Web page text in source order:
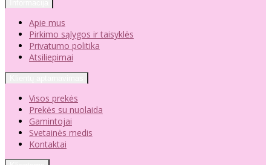
Apie mus
Pirkimo sąlygos ir taisyklės
Privatumo politika
Atsiliepimai
Visos prekės
Prekės su nuolaida
Gamintojai
Svetainės medis
Kontaktai